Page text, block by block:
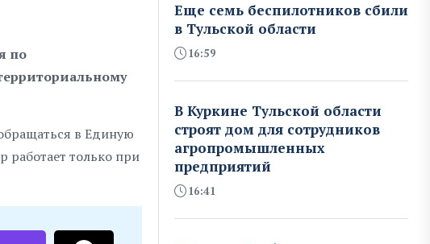
по
в Единую
работает только при
Еще семь беспилотников сбили
в Тульской области
16:59
В Куркине Тульской области
строят дом для сотрудников
агропромышленных
предприятий
16:41